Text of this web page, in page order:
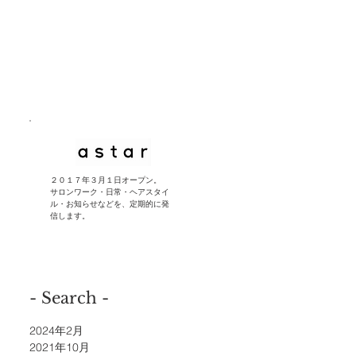
- Search -
2024年2月
2021年10月
​２０１７年３月１日オープン。
サロンワーク・日常・ヘアスタイ
ル・お知らせなどを、定期的に発
信します。